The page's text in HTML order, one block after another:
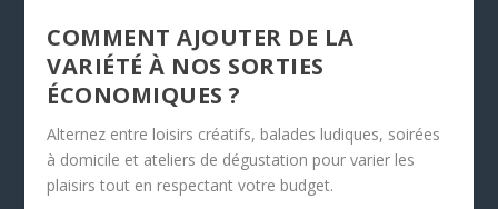
COMMENT AJOUTER DE LA
VARIÉTÉ À NOS SORTIES
ÉCONOMIQUES ?
Alternez entre loisirs créatifs, balades ludiques, soirées
à domicile et ateliers de dégustation pour varier les
plaisirs tout en respectant votre budget.